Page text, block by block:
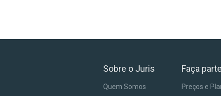
Sobre o Juris
Quem Somos
Faça parte
Preços e